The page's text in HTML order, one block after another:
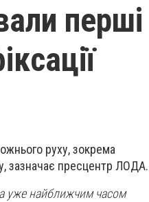
перші
руху, зокрема
зазначає пресцентр ЛОДА.
уже найближчим часом